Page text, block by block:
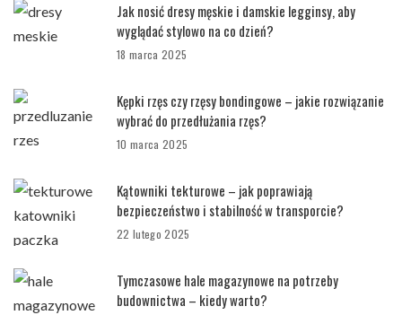
Jak nosić dresy męskie i damskie legginsy, aby
wyglądać stylowo na co dzień?
18 marca 2025
Kępki rzęs czy rzęsy bondingowe – jakie rozwiązanie
wybrać do przedłużania rzęs?
10 marca 2025
Kątowniki tekturowe – jak poprawiają
bezpieczeństwo i stabilność w transporcie?
22 lutego 2025
Tymczasowe hale magazynowe na potrzeby
budownictwa – kiedy warto?